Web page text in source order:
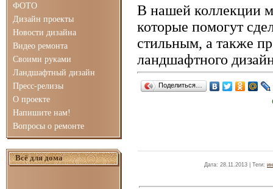
ФОТО
Дизайн проекты
Новости дизайна
Видео ремонта
Своими руками
Ландшафтный дизайн
Пресс-релизы
О проекте
Напишите нам!
Вопросы о ремонте
Всё для дома
В нашей коллекции
которые помогут
стильным, а также
ландшафтного
Поделиться…
Дата: 28.11.2013 | Теги: